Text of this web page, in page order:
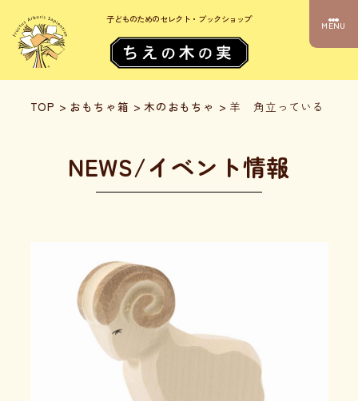
子どものためのセレクト・ブックショップ
MENU
TOP > おもちゃ箱 > 木のおもちゃ > 羊 角立っている
NEWS/イベント情報